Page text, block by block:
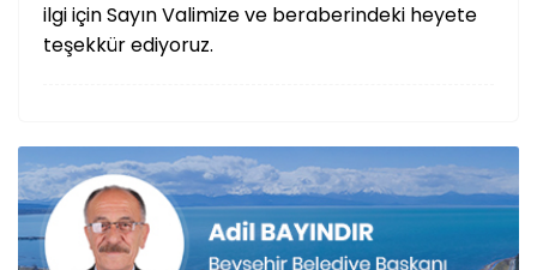
ilgi için Sayın Valimize ve beraberindeki heyete
teşekkür ediyoruz.